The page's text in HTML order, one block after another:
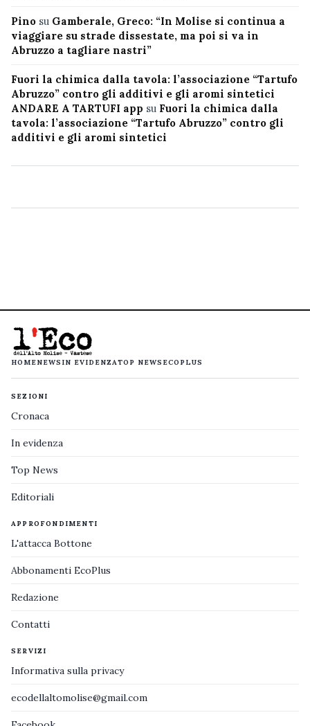
Pino su Gamberale, Greco: “In Molise si continua a
viaggiare su strade dissestate, ma poi si va in
Abruzzo a tagliare nastri”
Fuori la chimica dalla tavola: l’associazione “Tartufo
Abruzzo” contro gli additivi e gli aromi sintetici
ANDARE A TARTUFI app su Fuori la chimica dalla
tavola: l’associazione “Tartufo Abruzzo” contro gli
additivi e gli aromi sintetici
HOMENEWS IN EVIDENZATOP NEWS ECOPLUS
SEZIONI
Cronaca
In evidenza
Top News
Editoriali
APPROFONDIMENTI
L'attacca Bottone
Abbonamenti EcoPlus
Redazione
Contatti
SERVIZI
Informativa sulla privacy
ecodellaltomolise@gmail.com